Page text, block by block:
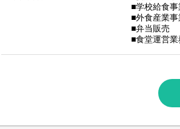
■学校給食事
■外食産業事
■弁当販売
■食堂運営業